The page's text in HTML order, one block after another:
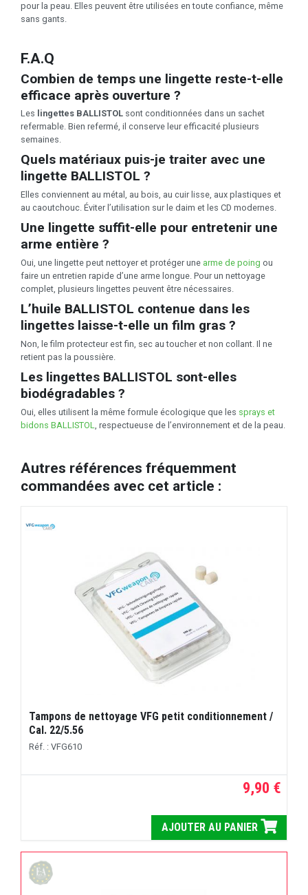
pour la peau. Elles peuvent être utilisées en toute confiance, même
sans gants.
F.A.Q
Combien de temps une lingette reste-t-elle
efficace après ouverture ?
Les lingettes BALLISTOL sont conditionnées dans un sachet
refermable. Bien refermé, il conserve leur efficacité plusieurs
semaines.
Quels matériaux puis-je traiter avec une
lingette BALLISTOL ?
Elles conviennent au métal, au bois, au cuir lisse, aux plastiques et
au caoutchouc. Éviter l’utilisation sur le daim et les CD modernes.
Une lingette suffit-elle pour entretenir une
arme entière ?
Oui, une lingette peut nettoyer et protéger une arme de poing ou
faire un entretien rapide d’une arme longue. Pour un nettoyage
complet, plusieurs lingettes peuvent être nécessaires.
L’huile BALLISTOL contenue dans les
lingettes laisse-t-elle un film gras ?
Non, le film protecteur est fin, sec au toucher et non collant. Il ne
retient pas la poussière.
Les lingettes BALLISTOL sont-elles
biodégradables ?
Oui, elles utilisent la même formule écologique que les sprays et
bidons BALLISTOL
, respectueuse de l’environnement et de la peau.
Autres références fréquemment
commandées avec cet article :
Tampons de nettoyage VFG petit conditionnement /
Cal. 22/5.56
Réf. : VFG610
9,90 €
AJOUTER AU PANIER